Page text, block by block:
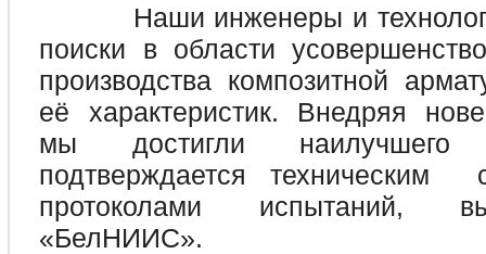
Наши инженеры и технологи
поиски в области
производства композитной
её характеристик. Внедряя
мы достигли наилучшего
подтверждается техническим
протоколами испытаний,
«БелНИИС».